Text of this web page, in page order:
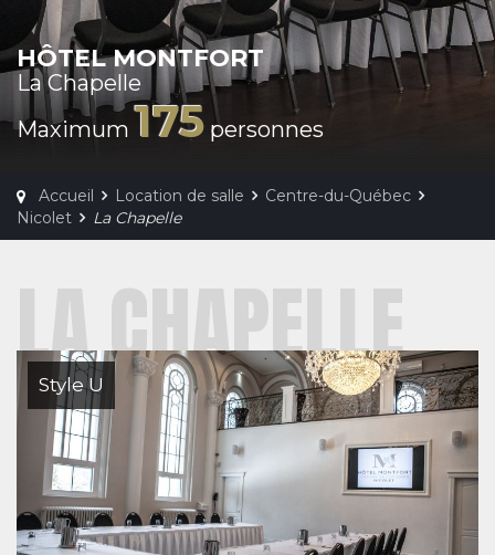
HÔTEL MONTFORT
La Chapelle
Maximum 175 personnes
Accueil Location de salle
Centre-du-Québec
Nicolet
La Chapelle
LA CHAPELLE
Style U